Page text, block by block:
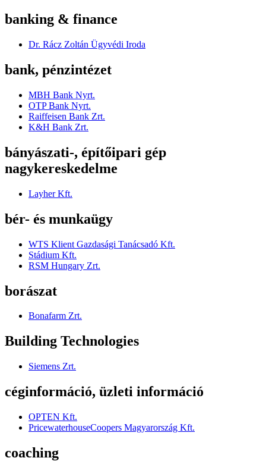
banking & finance
Dr. Rácz Zoltán Ügyvédi Iroda
bank, pénzintézet
MBH Bank Nyrt.
OTP Bank Nyrt.
Raiffeisen Bank Zrt.
K&H Bank Zrt.
bányászati-, építőipari gép
nagykereskedelme
Layher Kft.
bér- és munkaügy
WTS Klient Gazdasági Tanácsadó Kft.
Stádium Kft.
RSM Hungary Zrt.
borászat
Bonafarm Zrt.
Building Technologies
Siemens Zrt.
céginformáció, üzleti információ
OPTEN Kft.
PricewaterhouseCoopers Magyarország Kft.
coaching